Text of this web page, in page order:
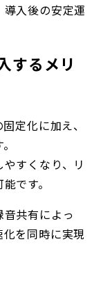
入後の安定運
するメリ
定化に加え、
すくなり、リ
です。
共有によっ
を同時に実現